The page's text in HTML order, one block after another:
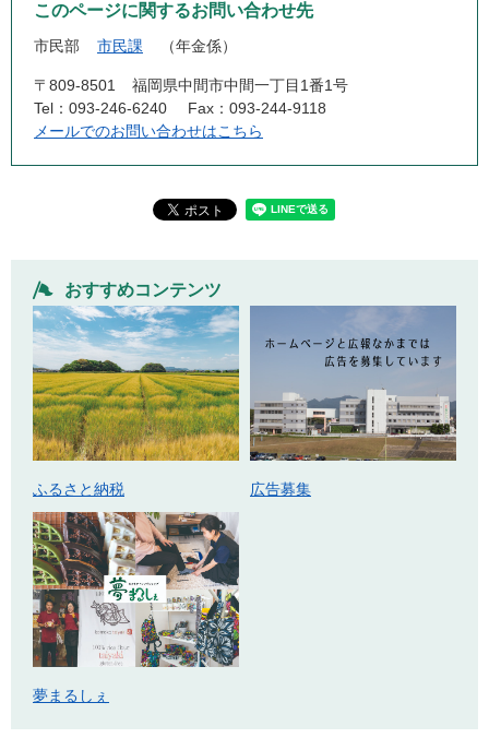
このページに関するお問い合わせ先
市民部 市民課 年金係
〒809-8501
福岡県中間市中間一丁目1番1号
Tel：093-246-6240
Fax：093-244-9118
メールでのお問い合わせはこちら
おすすめコンテンツ
ふるさと納税 広告募集
夢まるしぇ